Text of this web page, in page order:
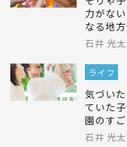
力がな
なる地
石井 光太
ライフ
気づい
ていた
園のす
石井 光太